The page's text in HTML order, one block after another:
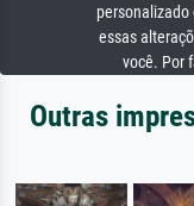
essas
você. Por
Outras